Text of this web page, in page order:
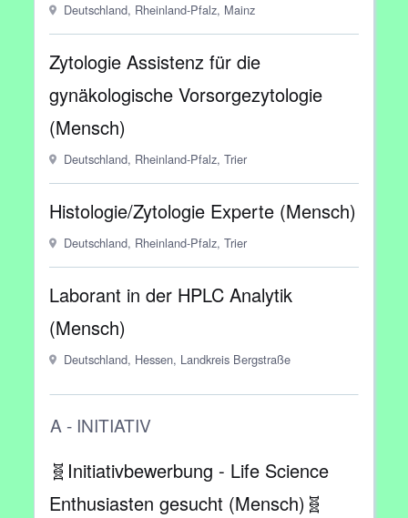
Deutschland, Rheinland-Pfalz, Mainz
Zytologie Assistenz für die
gynäkologische Vorsorgezytologie
(Mensch)
Deutschland, Rheinland-Pfalz, Trier
Histologie/Zytologie Experte (Mensch)
Deutschland, Rheinland-Pfalz, Trier
Laborant in der HPLC Analytik
(Mensch)
Deutschland, Hessen, Landkreis Bergstraße
A - INITIATIV
🧬Initiativbewerbung - Life Science
Enthusiasten gesucht (Mensch)🧬